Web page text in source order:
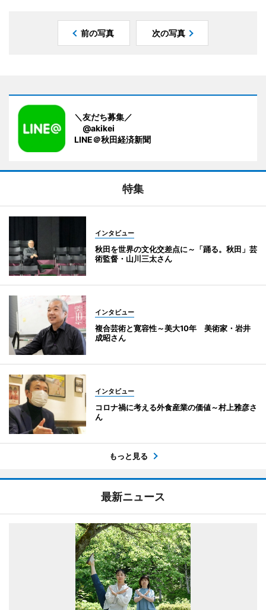
前の写真 次の写真
＼友だち募集／
@akikei
LINE＠秋田経済新聞
特集
インタビュー
秋田を世界の文化交差点に～「踊る。秋田」芸
術監督・山川三太さん
インタビュー
複合芸術と寛容性～美大10年 美術家・岩井
成昭さん
インタビュー
コロナ禍に考える外食産業の価値～村上雅彦さ
ん
もっと見る
最新ニュース